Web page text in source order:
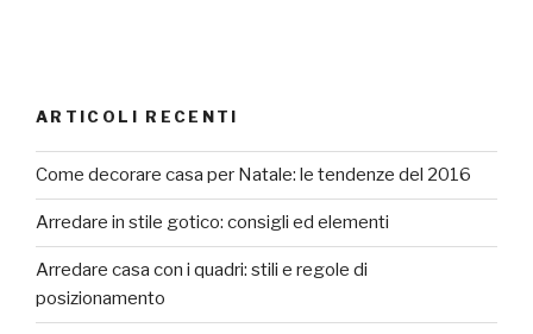
ARTICOLI RECENTI
Come decorare casa per Natale: le tendenze del 2016
Arredare in stile gotico: consigli ed elementi
Arredare casa con i quadri: stili e regole di
posizionamento